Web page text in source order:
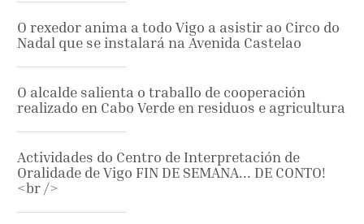
O rexedor anima a todo Vigo a asistir ao Circo do
Nadal que se instalará na Avenida Castelao
O alcalde salienta o traballo de cooperación
realizado en Cabo Verde en residuos e agricultura
Actividades do Centro de Interpretación de
Oralidade de Vigo FIN DE SEMANA... DE CONTO!
<br />